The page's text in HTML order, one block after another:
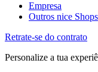
Empresa
Outros nice Shops
Retrate-se do contrato
Personalize a tua